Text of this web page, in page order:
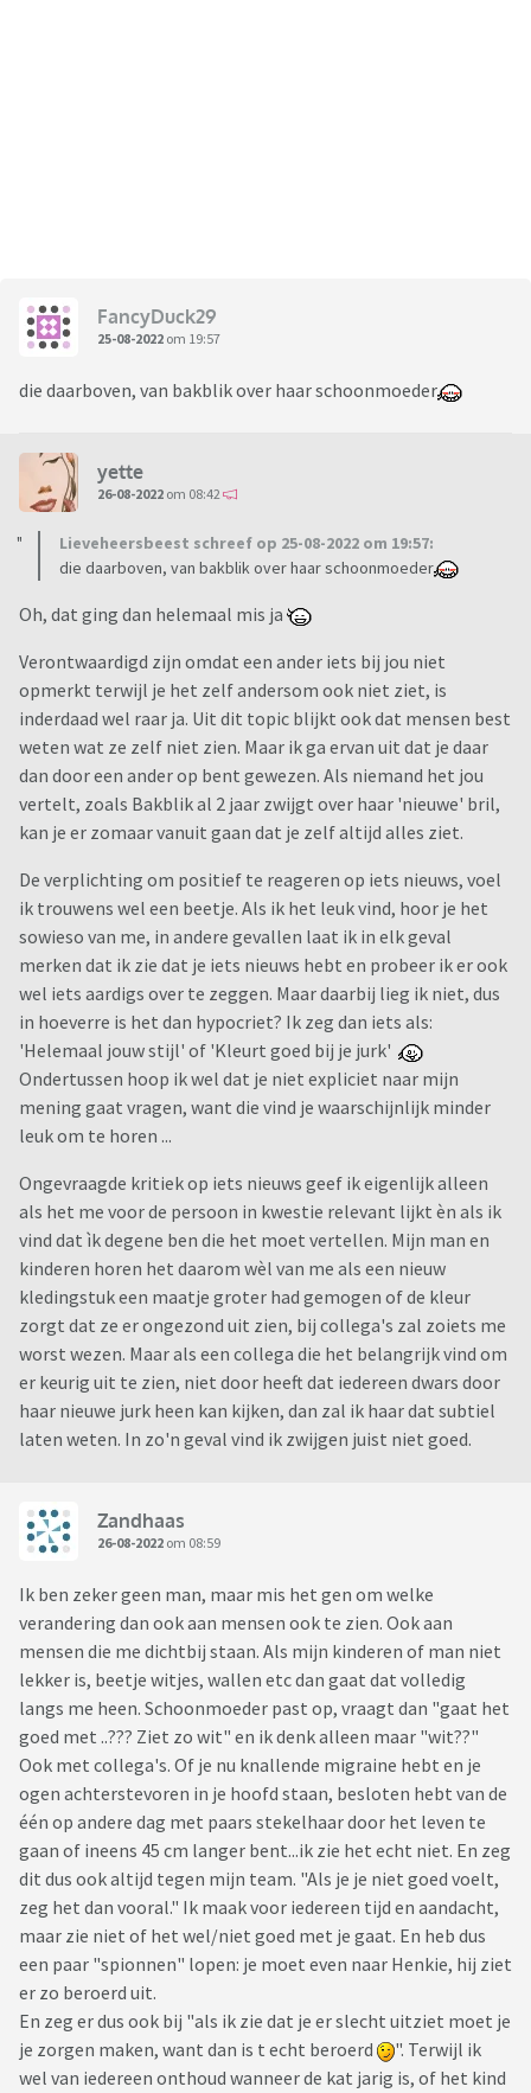
FancyDuck29
25-08-2022 om 19:57
die daarboven, van bakblik over haar schoonmoeder
yette
26-08-2022 om 08:42
Lieveheersbeest schreef op 25-08-2022 om 19:57:
die daarboven, van bakblik over haar schoonmoeder
Oh, dat ging dan helemaal mis ja
Verontwaardigd zijn omdat een ander iets bij jou niet
opmerkt terwijl je het zelf andersom ook niet ziet, is
inderdaad wel raar ja. Uit dit topic blijkt ook dat mensen best
weten wat ze zelf niet zien. Maar ik ga ervan uit dat je daar
dan door een ander op bent gewezen. Als niemand het jou
vertelt, zoals Bakblik al 2 jaar zwijgt over haar 'nieuwe' bril,
kan je er zomaar vanuit gaan dat je zelf altijd alles ziet.
De verplichting om positief te reageren op iets nieuws, voel
ik trouwens wel een beetje. Als ik het leuk vind, hoor je het
sowieso van me, in andere gevallen laat ik in elk geval
merken dat ik zie dat je iets nieuws hebt en probeer ik er ook
wel iets aardigs over te zeggen. Maar daarbij lieg ik niet, dus
in hoeverre is het dan hypocriet? Ik zeg dan iets als:
'Helemaal jouw stijl' of 'Kleurt goed bij je jurk'
Ondertussen hoop ik wel dat je niet expliciet naar mijn
mening gaat vragen, want die vind je waarschijnlijk minder
leuk om te horen ...
Ongevraagde kritiek op iets nieuws geef ik eigenlijk alleen
als het me voor de persoon in kwestie relevant lijkt èn als ik
vind dat ìk degene ben die het moet vertellen. Mijn man en
kinderen horen het daarom wèl van me als een nieuw
kledingstuk een maatje groter had gemogen of de kleur
zorgt dat ze er ongezond uit zien, bij collega's zal zoiets me
worst wezen. Maar als een collega die het belangrijk vind om
er keurig uit te zien, niet door heeft dat iedereen dwars door
haar nieuwe jurk heen kan kijken, dan zal ik haar dat subtiel
laten weten. In zo'n geval vind ik zwijgen juist niet goed.
Zandhaas
26-08-2022 om 08:59
Ik ben zeker geen man, maar mis het gen om welke
verandering dan ook aan mensen ook te zien. Ook aan
mensen die me dichtbij staan. Als mijn kinderen of man niet
lekker is, beetje witjes, wallen etc dan gaat dat volledig
langs me heen. Schoonmoeder past op, vraagt dan "gaat het
goed met ..??? Ziet zo wit" en ik denk alleen maar "wit??"
Ook met collega's. Of je nu knallende migraine hebt en je
ogen achterstevoren in je hoofd staan, besloten hebt van de
één op andere dag met paars stekelhaar door het leven te
gaan of ineens 45 cm langer bent...ik zie het echt niet. En zeg
dit dus ook altijd tegen mijn team. "Als je je niet goed voelt,
zeg het dan vooral." Ik maak voor iedereen tijd en aandacht,
maar zie niet of het wel/niet goed met je gaat. En heb dus
een paar "spionnen" lopen: je moet even naar Henkie, hij ziet
er zo beroerd uit.
En zeg er dus ook bij "als ik zie dat je er slecht uitziet moet je
je zorgen maken, want dan is t echt beroerd
". Terwijl ik
wel van iedereen onthoud wanneer de kat jarig is, of het kind